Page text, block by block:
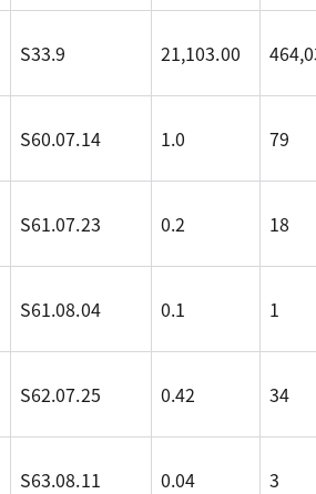
S33.9 21,103.00
S60.07.14 1.0 79
S61.07.23 0.2 18
S61.08.04 0.1 1
S62.07.25 0.42 34
S63.08.11 0.04 3